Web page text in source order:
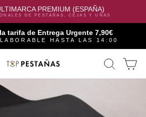
PREMIUM (ESPAÑA)
DE PESTAÑAS, CEJAS Y UÑAS
tarifa de Entrega Urgente 7,90€
HASTA LAS 14:00